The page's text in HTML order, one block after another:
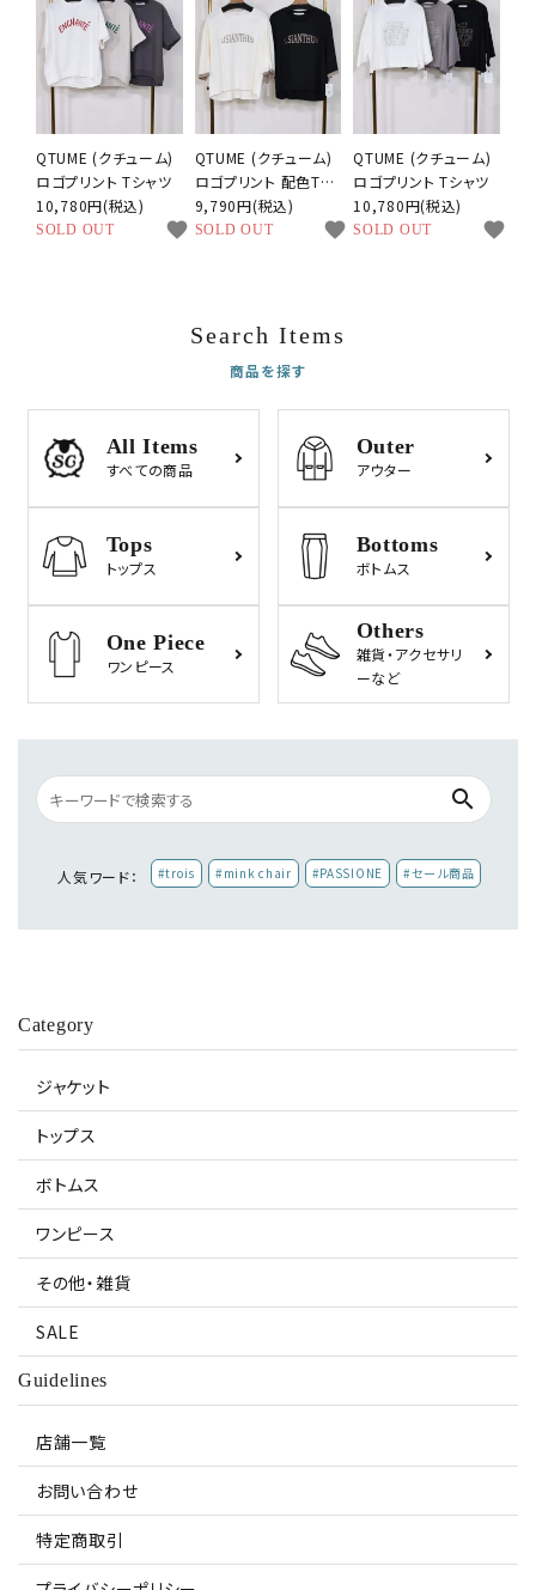
QTUME (クチューム)
ロゴプリント Tシャツ
10,780円(税込)
SOLD OUT favorite
QTUME (クチューム)
ロゴプリント 配色Tシ
ャツ
9,790円(税込)
SOLD OUT favorite
QTUME (クチューム)
ロゴプリント Tシャツ
10,780円(税込)
SOLD OUT favorite
Search Items
商品を探す
All Items
すべての商品
Outer
アウター
Tops
トップス
Bottoms
ボトムス
One Piece
ワンピース
Others
雑貨・アクセサリ
ーなど
search
人気ワード： #trois #mink chair #PASSIONE #セール商品
Category
ジャケット
トップス
ボトムス
ワンピース
その他・雑貨
SALE
Guidelines
店舗一覧
お問い合わせ
特定商取引